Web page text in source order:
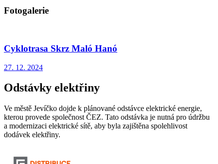
Fotogalerie
Cyklotrasa Skrz Maló Hanó
27. 12. 2024
Odstávky elektřiny
Ve městě Jevíčko dojde k plánované odstávce elektrické energie,
kterou provede společnost ČEZ. Tato odstávka je nutná pro údržbu
a modernizaci elektrické sítě, aby byla zajištěna spolehlivost
dodávek elektřiny.